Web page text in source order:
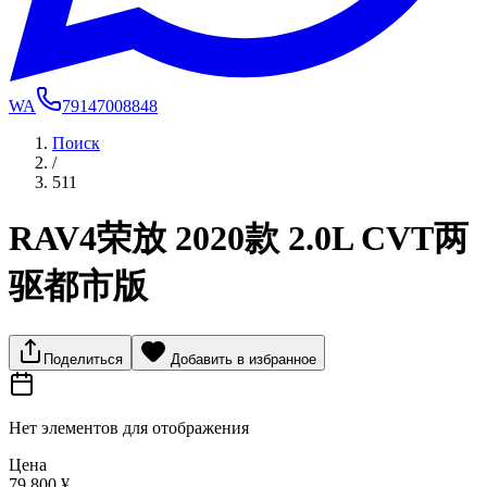
WA
79147008848
Поиск
/
511
RAV4荣放 2020款 2.0L CVT两
驱都市版
Поделиться Добавить в избранное
Нет элементов для отображения
Цена